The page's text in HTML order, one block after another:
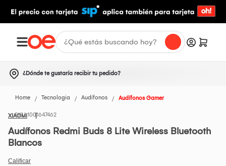
¿Dónde te gustaría recibir tu pedido?
Home Tecnologia Audífonos Audífonos Gamer
XIAOMI1001647462
Audífonos Redmi Buds 8 Lite Wireless Bluetooth
Blancos